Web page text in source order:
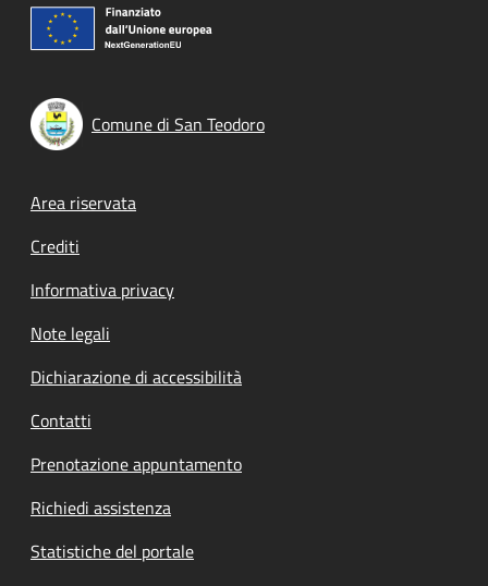
Comune di San Teodoro
Footer menu
Area riservata
Crediti
Informativa privacy
Note legali
Dichiarazione di accessibilità
Contatti
Prenotazione appuntamento
Richiedi assistenza
Statistiche del portale